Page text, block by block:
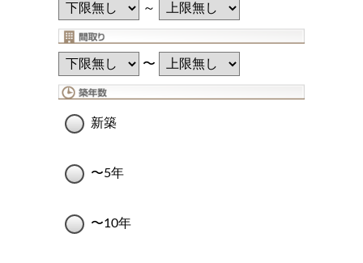
～
〜
新築
〜5年
〜10年